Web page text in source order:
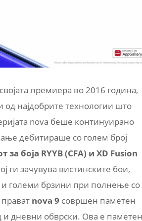
премиера во 2016 година,
од најдобрите технологии што
nova беше континуирано
дебитираше со голем број
за боја RYYB (CFA) и XD Fusion
ги зачувува вистинските бои,
и големи брзини при полнење со
nova 9 совршен паметен
и дневни обврски. Ова е паметен